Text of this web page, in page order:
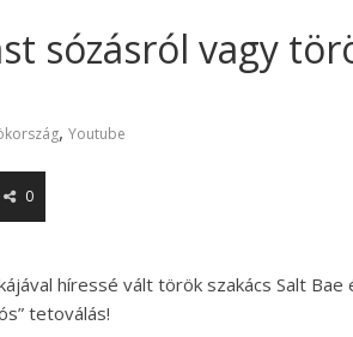
sózásról vagy
, Youtube
0
híressé vált török szakács Salt
tetoválás!